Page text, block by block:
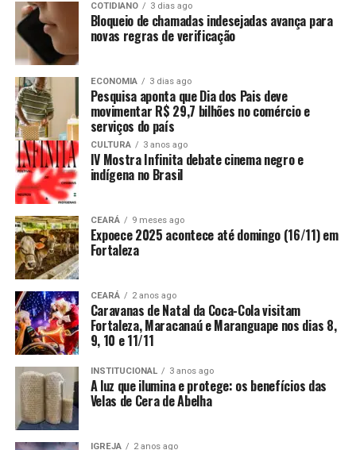
COTIDIANO 3 dias ago
Bloqueio de chamadas indesejadas avança para
novas regras de verificação
ECONOMIA 3 dias ago
Pesquisa aponta que Dia dos Pais deve
movimentar R$ 29,7 bilhões no comércio e
serviços do país
CULTURA 3 anos ago
IV Mostra Infinita debate cinema negro e
indígena no Brasil
CEARÁ 9 meses ago
Expoece 2025 acontece até domingo (16/11) em
Fortaleza
CEARÁ 2 anos ago
Caravanas de Natal da Coca-Cola visitam
Fortaleza, Maracanaú e Maranguape nos dias 8,
9, 10 e 11/11
INSTITUCIONAL 3 anos ago
A luz que ilumina e protege: os benefícios das
Velas de Cera de Abelha
IGREJA 2 anos ago